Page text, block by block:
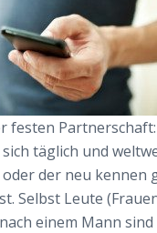
festen
täglich und
der neu kennen
Selbst Leute
einem Mann sind